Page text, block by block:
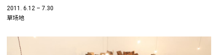
2011. 6.12 – 7.30
草场地